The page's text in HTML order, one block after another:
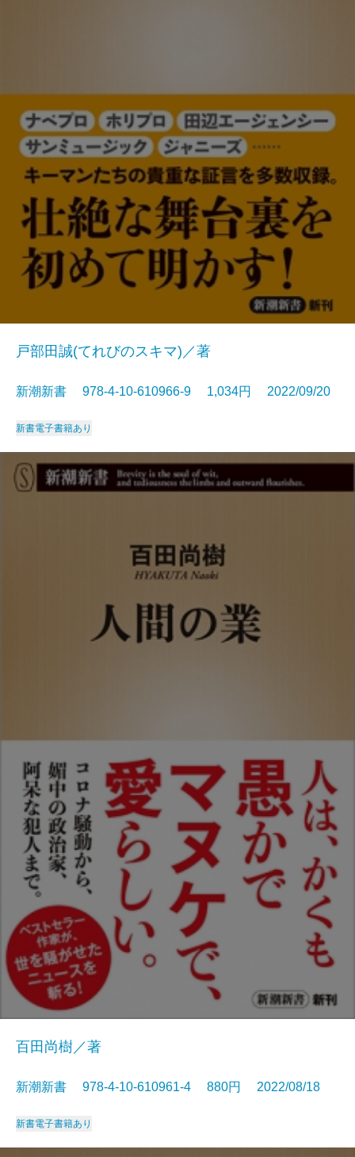
戸部田誠(てれびのスキマ)／著
新潮新書 978-4-10-610966-9 1,034円 2022/09/20
新書電子書籍あり
百田尚樹／著
新潮新書 978-4-10-610961-4 880円 2022/08/18
新書電子書籍あり